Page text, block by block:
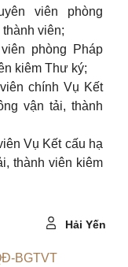
viên phòng
viên;
phòng Pháp
kiêm Thư ký;
chính Vụ Kết
vận tải, thành
Vụ Kết cấu hạ
thành viên kiêm
Hải Yến
BGTVT